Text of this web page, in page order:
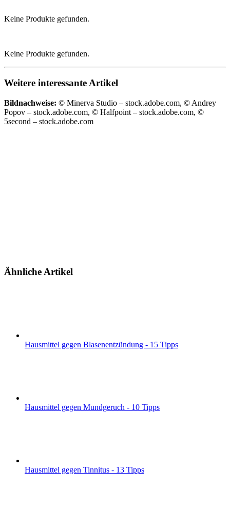
Keine Produkte gefunden.
Keine Produkte gefunden.
Weitere interessante Artikel
Bildnachweise: © Minerva Studio – stock.adobe.com, © Andrey
Popov – stock.adobe.com, © Halfpoint – stock.adobe.com, ©
5second – stock.adobe.com
Ähnliche Artikel
Hausmittel gegen Blasenentzündung - 15 Tipps
Hausmittel gegen Mundgeruch - 10 Tipps
Hausmittel gegen Tinnitus - 13 Tipps